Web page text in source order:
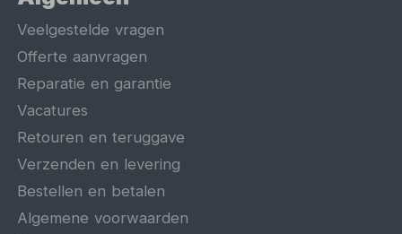
Veelgestelde vragen
Offerte aanvragen
Reparatie en garantie
Vacatures
Retouren en teruggave
Verzenden en levering
Bestellen en betalen
Algemene voorwaarden